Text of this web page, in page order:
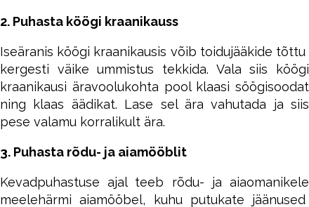
2. Puhasta köögi kraanikauss
Iseäranis köögi kraanikausis võib toidujääkide tõttu
kergesti väike ummistus tekkida. Vala siis köögi
kraanikausi äravoolukohta pool klaasi söögisoodat
ning klaas äädikat. Lase sel ära vahutada ja siis
pese valamu korralikult ära.
3. Puhasta rõdu- ja aiamööblit
Kevadpuhastuse ajal teeb rõdu- ja aiaomanikele
meelehärmi aiamööbel, kuhu putukate jäänused